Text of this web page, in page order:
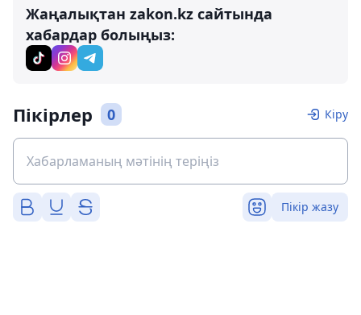
Жаңалықтан zakon.kz сайтында
хабардар болыңыз:
Пікірлер 0 Кіру
Пікір жазу